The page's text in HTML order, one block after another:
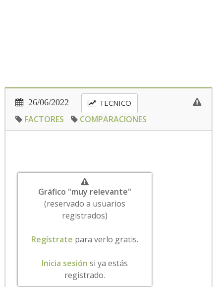
26/06/2022 TECNICO
FACTORES COMPARACIONES
Gráfico "muy relevante"
(reservado a usuarios
registrados)
Regístrate para verlo gratis.
Inicia sesión si ya estás
registrado.